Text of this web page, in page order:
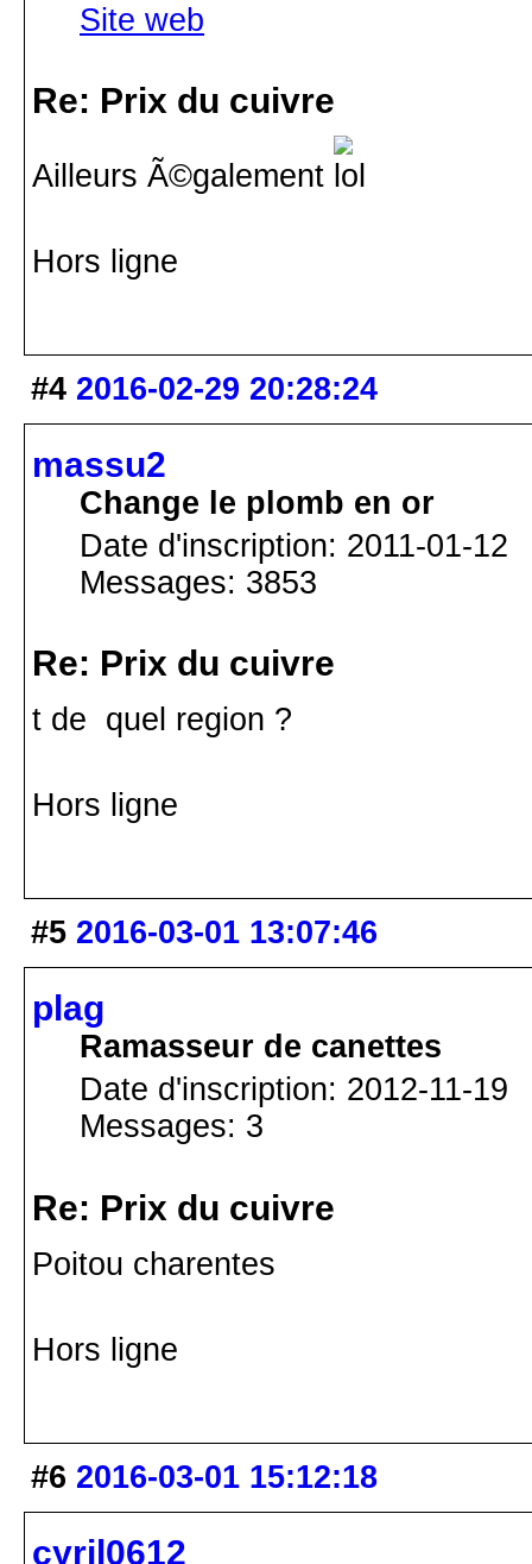
Site web
Re: Prix du cuivre
Ailleurs Ã©galement
Hors ligne
#4 2016-02-29 20:28:24
massu2
Change le plomb en or
Date d'inscription: 2011-01-12
Messages: 3853
Re: Prix du cuivre
t de quel region ?
Hors ligne
#5 2016-03-01 13:07:46
plag
Ramasseur de canettes
Date d'inscription: 2012-11-19
Messages: 3
Re: Prix du cuivre
Poitou charentes
Hors ligne
#6 2016-03-01 15:12:18
cyril0612